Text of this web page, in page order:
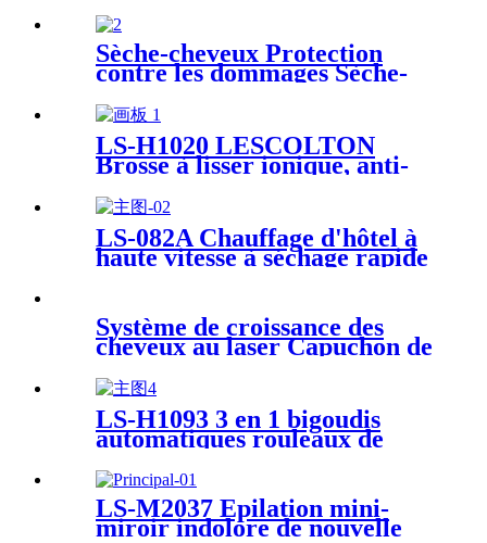
la plus sûre
Sèche-cheveux Protection
contre les dommages Sèche-
céramique ionique tourmaline
LS-H1020 LESCOLTON
Brosse à lisser ionique, anti-
sûr et facile à utiliser
LS-082A Chauffage d'hôtel à
haute vitesse à séchage rapide
Ventilateur ionique Sèche-
Super Professional Sèche-
cheveux à ions négatifs 100 -
999 pièces
Système de croissance des
cheveux au laser Capuchon de
croissance des cheveux de
thérapie par la lumière rouge
LS-H1093 3 en 1 bigoudis
automatiques rouleaux de
baguette de curling avec 3
barils en céramique
interchangeables
LS-M2037 Épilation mini-
miroir indolore de nouvelle